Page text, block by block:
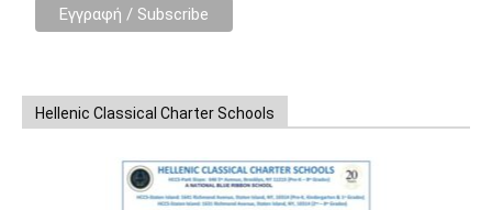
Hellenic Classical Charter Schools